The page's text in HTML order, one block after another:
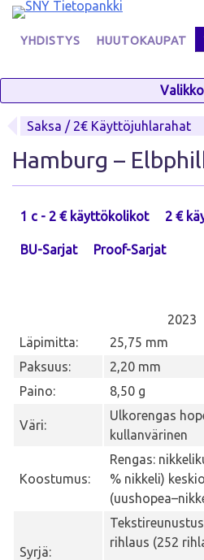
Skip
contentYHDISTYS HUUTOKAUPAT
Valikko
Saksa / 2€ Käyttöjuhlarahat
Hamburg –
1 c - 2 € käyttökolikot 2 €
BU-Sarjat Proof-Sarjat
2023
Läpimitta:
25,75 mm
Paksuus:
2,20 mm
Paino:
8,50 g
Väri:
Ulkorengas
kullanvärinen
Koostumus:
Rengas:
% nikkeli)
Syrjä:
rihlaus (252